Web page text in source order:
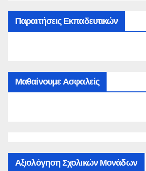
Παραιτήσεις Εκπαδευτικών
Μαθαίνουμε Ασφαλείς
Αξιολόγηση Σχολικών Μονάδων